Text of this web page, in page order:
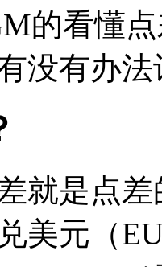
的看懂
没有办
就是点
美元（